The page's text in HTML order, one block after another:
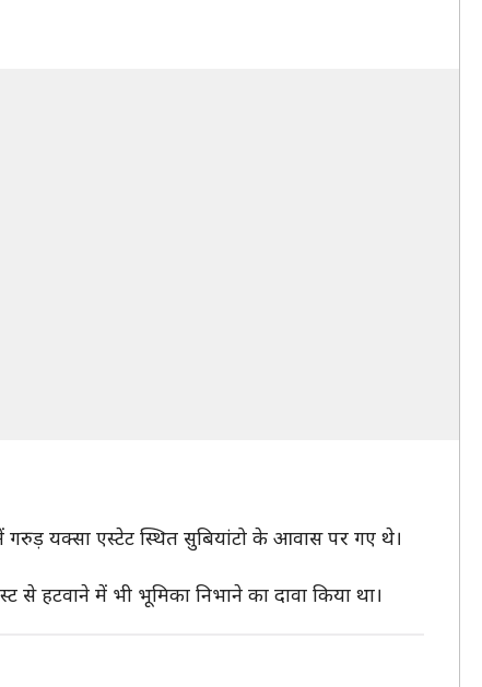
गरुड़ यक्सा एस्टेट स्थित सुबियांटो के आवास पर गए थे।
हटवाने में भी भूमिका निभाने का दावा किया था।